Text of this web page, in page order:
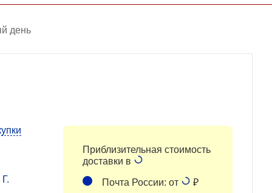
день
Приблизительная стоимость
доставки в
Почта России: от ₽